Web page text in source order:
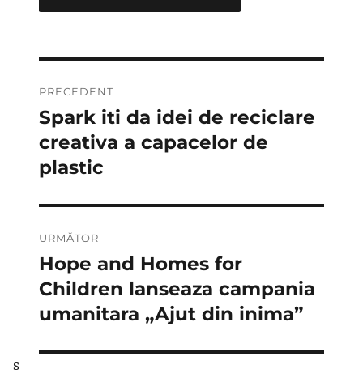
în
articole
PRECEDENT
Articolul
anterior:
Spark iti da idei de reciclare
creativa a capacelor de
plastic
URMĂTOR
Articolul
următor:
Hope and Homes for
Children lanseaza campania
umanitara „Ajut din inima”
s